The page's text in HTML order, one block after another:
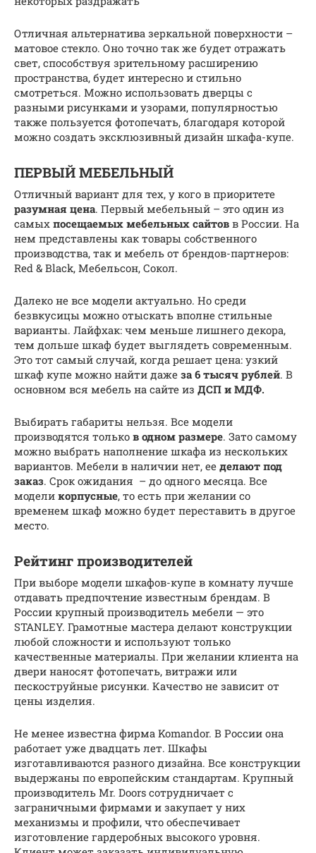
Отличная альтернатива зеркальной поверхности –
матовое стекло. Оно точно так же будет отражать
свет, способствуя зрительному расширению
пространства, будет интересно и стильно
смотреться. Можно использовать дверцы с
разными рисунками и узорами, популярностью
также пользуется фотопечать, благодаря которой
можно создать эксклюзивный дизайн шкафа-купе.
ПЕРВЫЙ МЕБЕЛЬНЫЙ
Отличный вариант для тех, у кого в приоритете
разумная цена. Первый мебельный – это один из
самых посещаемых мебельных сайтов в России. На
нем представлены как товары собственного
производства, так и мебель от брендов-партнеров:
Red & Black, Мебельсон, Сокол.
Далеко не все модели актуально. Но среди
безвкусицы можно отыскать вполне стильные
варианты. Лайфхак: чем меньше лишнего декора,
тем дольше шкаф будет выглядеть современным.
Это тот самый случай, когда решает цена: узкий
шкаф купе можно найти даже за 6 тысяч рублей. В
основном вся мебель на сайте из ДСП и МДФ.
Выбирать габариты нельзя. Все модели
производятся только в одном размере. Зато самому
можно выбрать наполнение шкафа из нескольких
вариантов. Мебели в наличии нет, ее делают под
заказ. Срок ожидания – до одного месяца. Все
модели корпусные, то есть при желании со
временем шкаф можно будет переставить в другое
место.
Рейтинг производителей
При выборе модели шкафов-купе в комнату лучше
отдавать предпочтение известным брендам. В
России крупный производитель мебели — это
STANLEY. Грамотные мастера делают конструкции
любой сложности и используют только
качественные материалы. При желании клиента на
двери наносят фотопечать, витражи или
пескоструйные рисунки. Качество не зависит от
цены изделия.
Не менее известна фирма Komandor. В России она
работает уже двадцать лет. Шкафы
изготавливаются разного дизайна. Все конструкции
выдержаны по европейским стандартам. Крупный
производитель Mr. Doors сотрудничает с
заграничными фирмами и закупает у них
механизмы и профили, что обеспечивает
изготовление гардеробных высокого уровня.